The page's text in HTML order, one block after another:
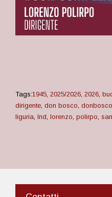
Tags:1945, 2025/2026, 2026,
dirigente, don bosco,
liguria, lnd, lorenzo, polirpo,